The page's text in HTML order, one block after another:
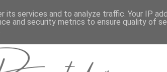
services and to analyze traffic. Your IP
and security metrics to ensure quality of